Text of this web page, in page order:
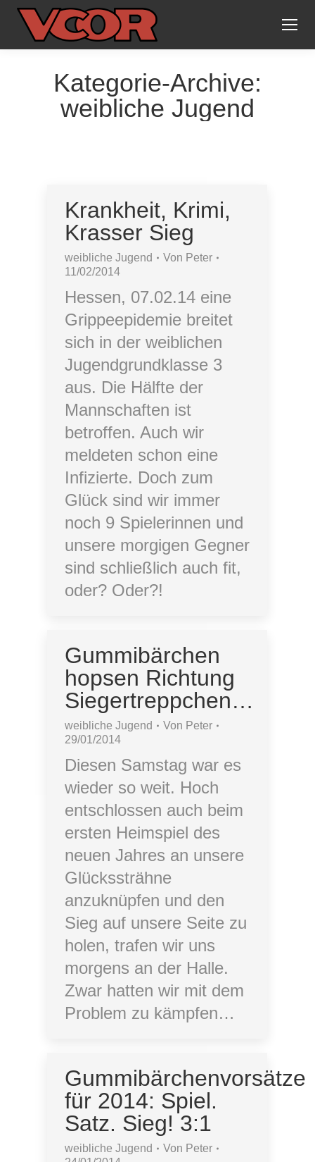
Kategorie-Archive:
weibliche Jugend
Krankheit, Krimi,
Krasser Sieg
weibliche Jugend Von Peter
11/02/2014
Hessen, 07.02.14 eine
Grippeepidemie breitet
sich in der weiblichen
Jugendgrundklasse 3
aus. Die Hälfte der
Mannschaften ist
betroffen. Auch wir
meldeten schon eine
Infizierte. Doch zum
Glück sind wir immer
noch 9 Spielerinnen und
unsere morgigen Gegner
sind schließlich auch fit,
oder? Oder?!
Gummibärchen
hopsen Richtung
Siegertreppchen…
weibliche Jugend Von Peter
29/01/2014
Diesen Samstag war es
wieder so weit. Hoch
entschlossen auch beim
ersten Heimspiel des
neuen Jahres an unsere
Glückssträhne
anzuknüpfen und den
Sieg auf unsere Seite zu
holen, trafen wir uns
morgens an der Halle.
Zwar hatten wir mit dem
Problem zu kämpfen…
Gummibärchenvorsätze
für 2014: Spiel.
Satz. Sieg! 3:1
weibliche Jugend Von Peter